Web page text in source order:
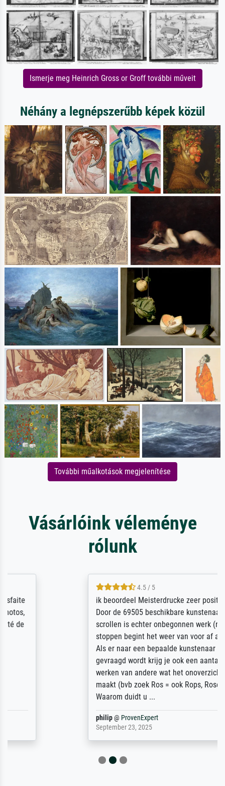
Ismerje meg Heinrich Gross or Groff további műveit
Néhány a legnépszerűbb képek közül
További műalkotások megjelenítése
Vásárlóink véleménye
rólunk
4.5 / 5
ik beoordeel Meisterdrucke zeer positief.
Door de 69505 beschikbare kunstenaars
scrollen is echter onbegonnen werk (na
stoppen begint het weer van voor af aan).
Als er naar een bepaalde kunstenaar
gevraagd wordt krijg je ook een aantal
werken van andere wat het onoverzichtelijk
maakt (bvb zoek Ros = ook Rops, Rose etc).
Waarom duidt u ...
ProvenExpert
September 23, 2025